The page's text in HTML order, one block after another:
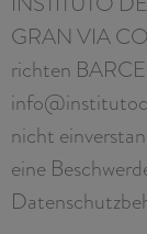
GRAN VIA
richten
nicht
eine